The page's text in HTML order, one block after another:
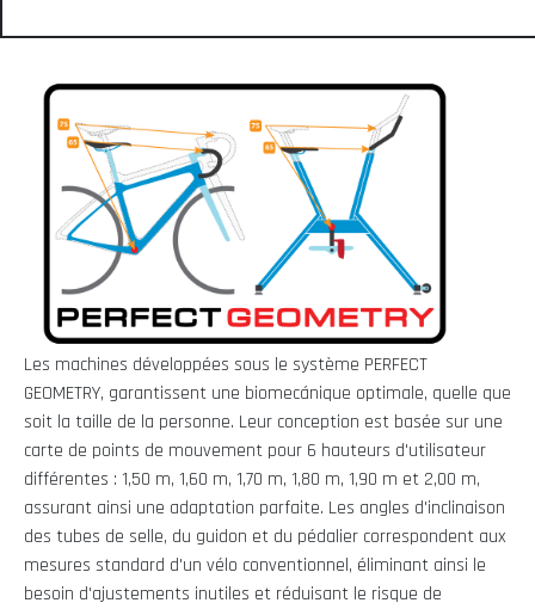
Les machines développées sous le système PERFECT
GEOMETRY, garantissent une biomecánique optimale, quelle que
soit la taille de la personne. Leur conception est basée sur une
carte de points de mouvement pour 6 hauteurs d'utilisateur
différentes : 1,50 m, 1,60 m, 1,70 m, 1,80 m, 1,90 m et 2,00 m,
assurant ainsi une adaptation parfaite. Les angles d'inclinaison
des tubes de selle, du guidon et du pédalier correspondent aux
mesures standard d'un vélo conventionnel, éliminant ainsi le
besoin d'ajustements inutiles et réduisant le risque de